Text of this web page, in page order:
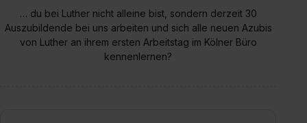
… du bei Luther nicht alleine bist, sondern derzeit 30
Auszubildende bei uns arbeiten und sich alle neuen Azubis
von Luther an ihrem ersten Arbeitstag im Kölner Büro
kennenlernen?